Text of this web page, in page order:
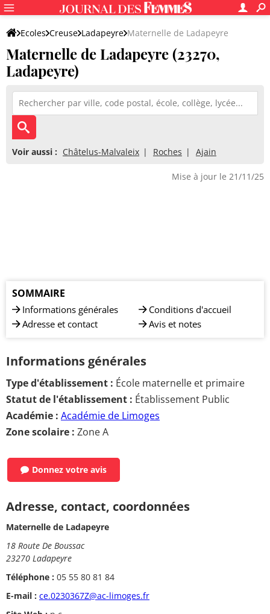
Ecoles Creuse Ladapeyre Maternelle de Ladapeyre
Maternelle de Ladapeyre (23270,
Ladapeyre)
Voir aussi : Châtelus-Malvaleix Roches Ajain
Mise à jour le 21/11/25
SOMMAIRE
Informations générales
Adresse et contact
Conditions d'accueil
Avis et notes
Informations générales
Type d'établissement : École maternelle et primaire
Statut de l'établissement : Établissement Public
Académie : Académie de Limoges
Zone scolaire : Zone A
Donnez votre avis
Adresse, contact, coordonnées
Maternelle de Ladapeyre
18 Route De Boussac
23270 Ladapeyre
Téléphone : 05 55 80 81 84
E-mail : ce.0230367Z@ac-limoges.fr